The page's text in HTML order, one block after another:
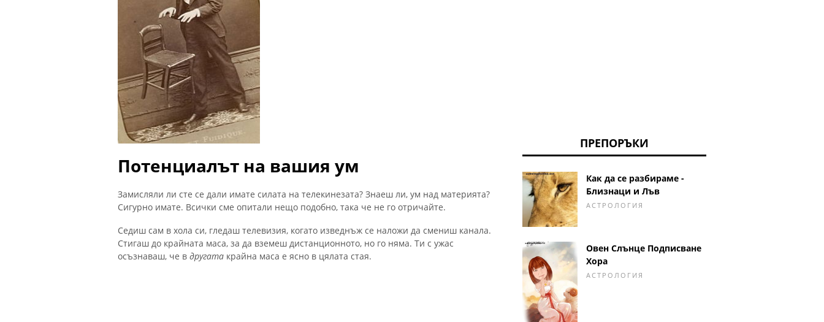
Потенциалът на вашия ум
Замисляли ли сте се дали имате силата на телекинезата? Знаеш ли, ум над материята?
Сигурно имате. Всички сме опитали нещо подобно, така че не го отричайте.
Седиш сам в хола си, гледаш телевизия, когато изведнъж се наложи да смениш канала.
Стигаш до крайната маса, за да вземеш дистанционното, но го няма. Ти с ужас
осъзнаваш, че в другата крайна маса е ясно в цялата стая.
ПРЕПОРЪКИ
Как да се разбираме -
Близнаци и Лъв
АСТРОЛОГИЯ
Овен Слънце Подписване
Хора
АСТРОЛОГИЯ